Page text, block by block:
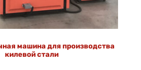
машина для производства
килевой стали